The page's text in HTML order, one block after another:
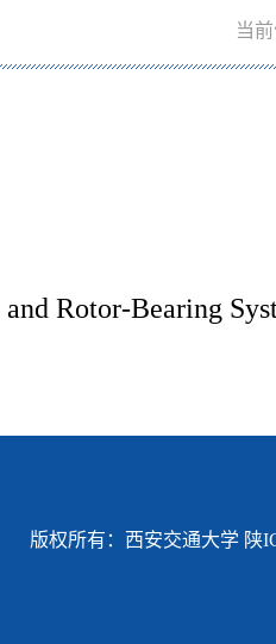
当
版权所有：西安交通大学 陕